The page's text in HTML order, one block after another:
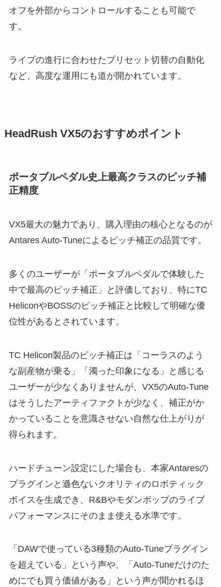
オフを外部からコントロールすることも可能で
す。
ライブの進行に合わせたプリセット切替の自動化
など、高度な運用にも道が開かれています。
HeadRush VX5のおすすめポイント
ポータブルペダル史上最高クラスのピッチ補
正精度
VX5最大の魅力であり、購入理由の核心となるのが
Antares Auto-Tuneによるピッチ補正の品質です。
多くのユーザーが「ポータブルペダルで体験した
中で最高のピッチ補正」と評価しており、特にTC
HeliconやBOSSのピッチ補正と比較して明確な優
位性があるとされています。
TC Helicon製品のピッチ補正は「コーラスのよう
な副産物が乗る」「濁った印象になる」と感じる
ユーザーが少なくありませんが、VX5のAuto-Tune
はそうしたアーティファクトが少なく、補正がか
かっていることを意識させない自然な仕上がりが
得られます。
ハードチューン設定にした場合も、本家Antaresの
プラグインと遜色ないクオリティのロボティック
ボイスを生成でき、R&Bやモダンポップのライブ
パフォーマンスにそのまま使える水準です。
「DAWで使っている3種類のAuto-Tuneプラグイン
を超えている」という声や、「Auto-Tuneだけのた
めにでも買う価値がある」という声が聞かれるほ